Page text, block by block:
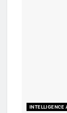
INTELLIGENCE